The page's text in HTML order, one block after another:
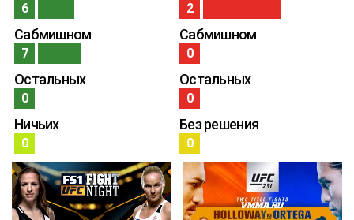
6
Сабмишном
7
Остальных
0
Ничьих
0
2
Сабмишном
0
Остальных
0
Без решения
0